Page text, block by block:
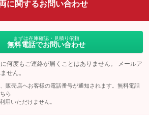
に関するお問い合わせ
まずは在庫確認・見積り依頼
無料電話でお問い合わせ
何度もご連絡が届くことはありません。 メールア
せん。
販売店へお客様の電話番号が通知されます。無料電話
ら
用いただけません。